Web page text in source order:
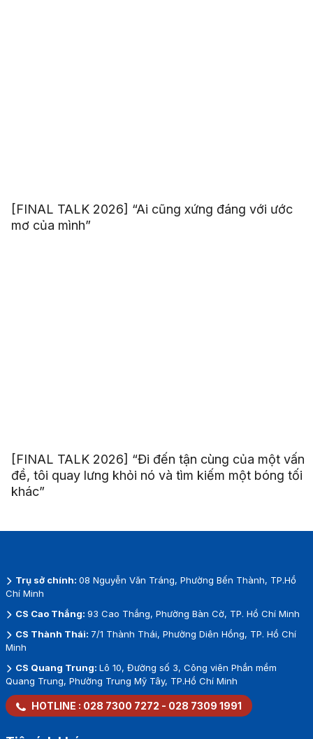
[FINAL TALK 2026] “Ai cũng xứng đáng với ước
mơ của mình”
[FINAL TALK 2026] “Đi đến tận cùng của một vấn
đề, tôi quay lưng khỏi nó và tìm kiếm một bóng tối
khác”
Trụ sở chính: 08 Nguyễn Văn Tráng, Phường Bến Thành, TP.Hồ
Chí Minh
CS Cao Thắng: 93 Cao Thắng, Phường Bàn Cờ, TP. Hồ Chí Minh
CS Thành Thái: 7/1 Thành Thái, Phường Diên Hồng, TP. Hồ Chí
Minh
CS Quang Trung: Lô 10, Đường số 3, Công viên Phần mềm
Quang Trung, Phường Trung Mỹ Tây, TP.Hồ Chí Minh
HOTLINE : 028 7300 7272 - 028 7309 1991